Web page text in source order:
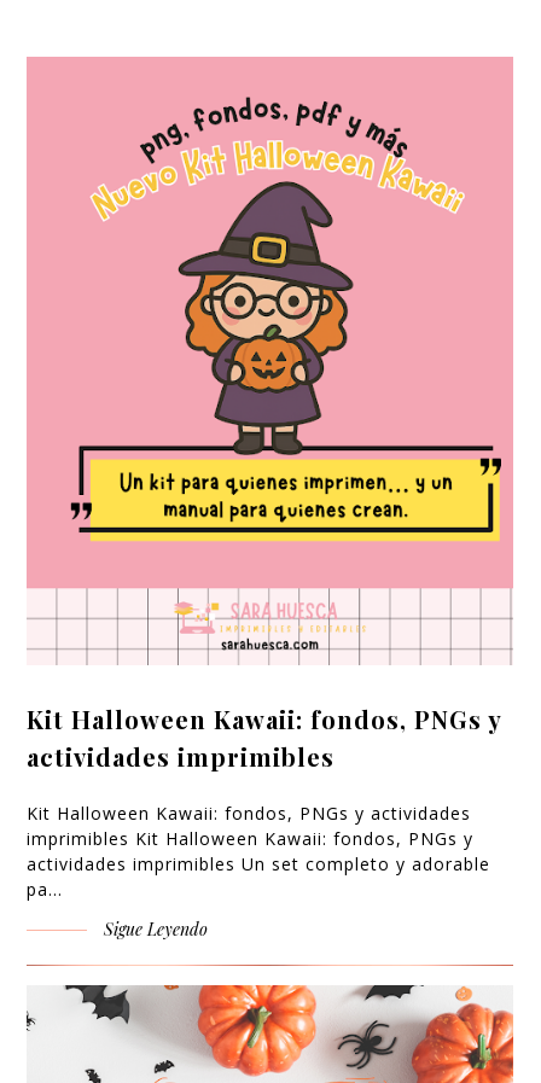
Kit Halloween Kawaii: fondos, PNGs y
actividades imprimibles
Kit Halloween Kawaii: fondos, PNGs y actividades
imprimibles Kit Halloween Kawaii: fondos, PNGs y
actividades imprimibles Un set completo y adorable
pa…
Sigue Leyendo